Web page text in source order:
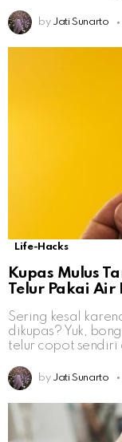
by Jati Sunarto
Life-Hacks
Kupas Mulus
Telur Pakai Air
Sering kesal
dikupas? Yuk,
telur copot sendiri
by Jati Sunarto